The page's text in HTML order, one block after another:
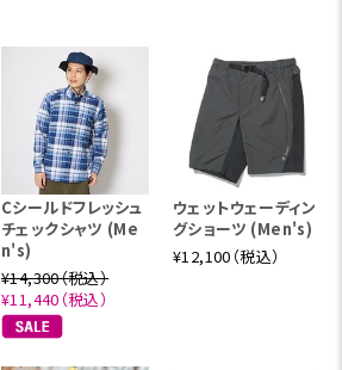
Cシールドフレッシュ
チェックシャツ (Me
n's)
¥14,300（税込）
¥11,440（税込）
ウェットウェーディン
グショーツ (Men's)
¥12,100（税込）